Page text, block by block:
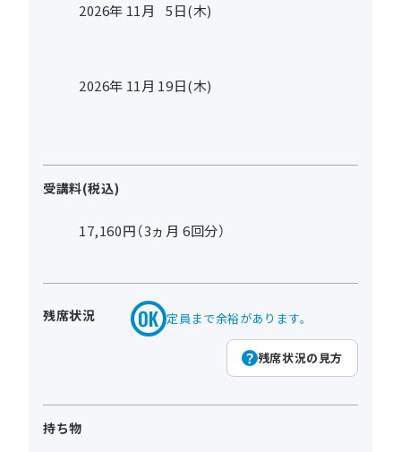
2026年 11月 5日(木)
2026年 11月 19日(木)
受講料(税込)
17,160円（3ヵ月 6回分）
残席状況 定員まで余裕があります。
残席状況の見方
持ち物